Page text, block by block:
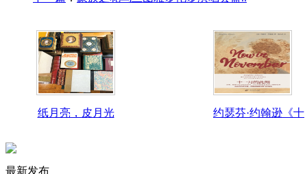
纸月亮，皮月光 约瑟芬·约翰逊《十
最新发布